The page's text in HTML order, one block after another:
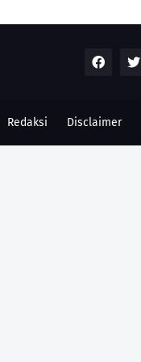
Redaksi Disclaimer